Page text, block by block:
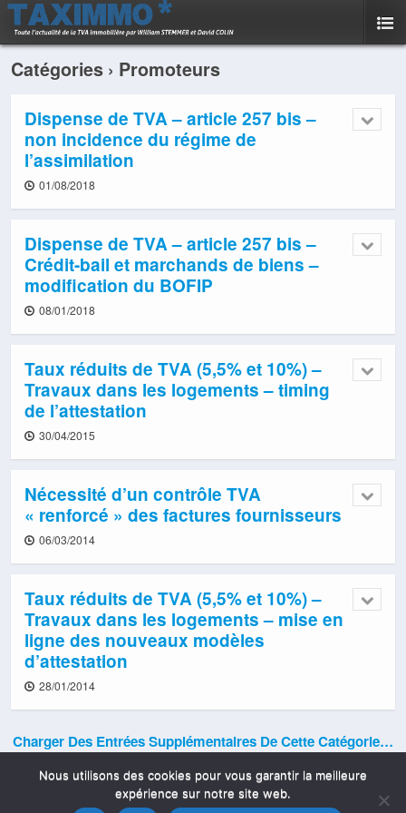
Catégories › Promoteurs
Dispense de TVA – article 257 bis –
non incidence du régime de
l’assimilation
01/08/2018
Dispense de TVA – article 257 bis –
Crédit-bail et marchands de biens –
modification du BOFIP
08/01/2018
Taux réduits de TVA (5,5% et 10%) –
Travaux dans les logements – timing
de l’attestation
30/04/2015
Nécessité d’un contrôle TVA
« renforcé » des factures fournisseurs
06/03/2014
Taux réduits de TVA (5,5% et 10%) –
Travaux dans les logements – mise en
ligne des nouveaux modèles
d’attestation
28/01/2014
Charger Des Entrées Supplémentaires De Cette Catégorie…
Nous utilisons des cookies pour vous garantir la meilleure
expérience sur notre site web.